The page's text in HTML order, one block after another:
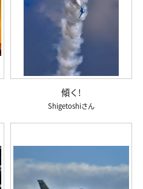
傾く!
Shigetoshi